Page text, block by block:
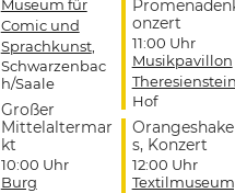
Museum für
Comic und
Sprachkunst,
Schwarzenbac
h/Saale
Großer
Mittelaltermar
kt
10:00 Uhr
Burg
onzert
11:00 Uhr
Musikpavillon
Hof
s, Konzert
12:00 Uhr